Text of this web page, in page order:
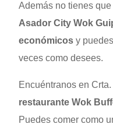
Además no tienes
Asador City Wok
económicos y
veces como desees.
Encuéntranos en
restaurante Wok
Puedes comer como